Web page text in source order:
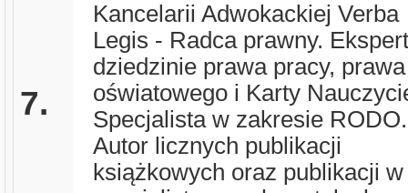
7.
Kancelarii Adwokackiej Verba
Legis - Radca prawny.
dziedzinie prawa pracy, prawa
oświatowego i Karty
Specjalista w zakresie RODO.
Autor licznych publikacji
książkowych oraz publikacji w